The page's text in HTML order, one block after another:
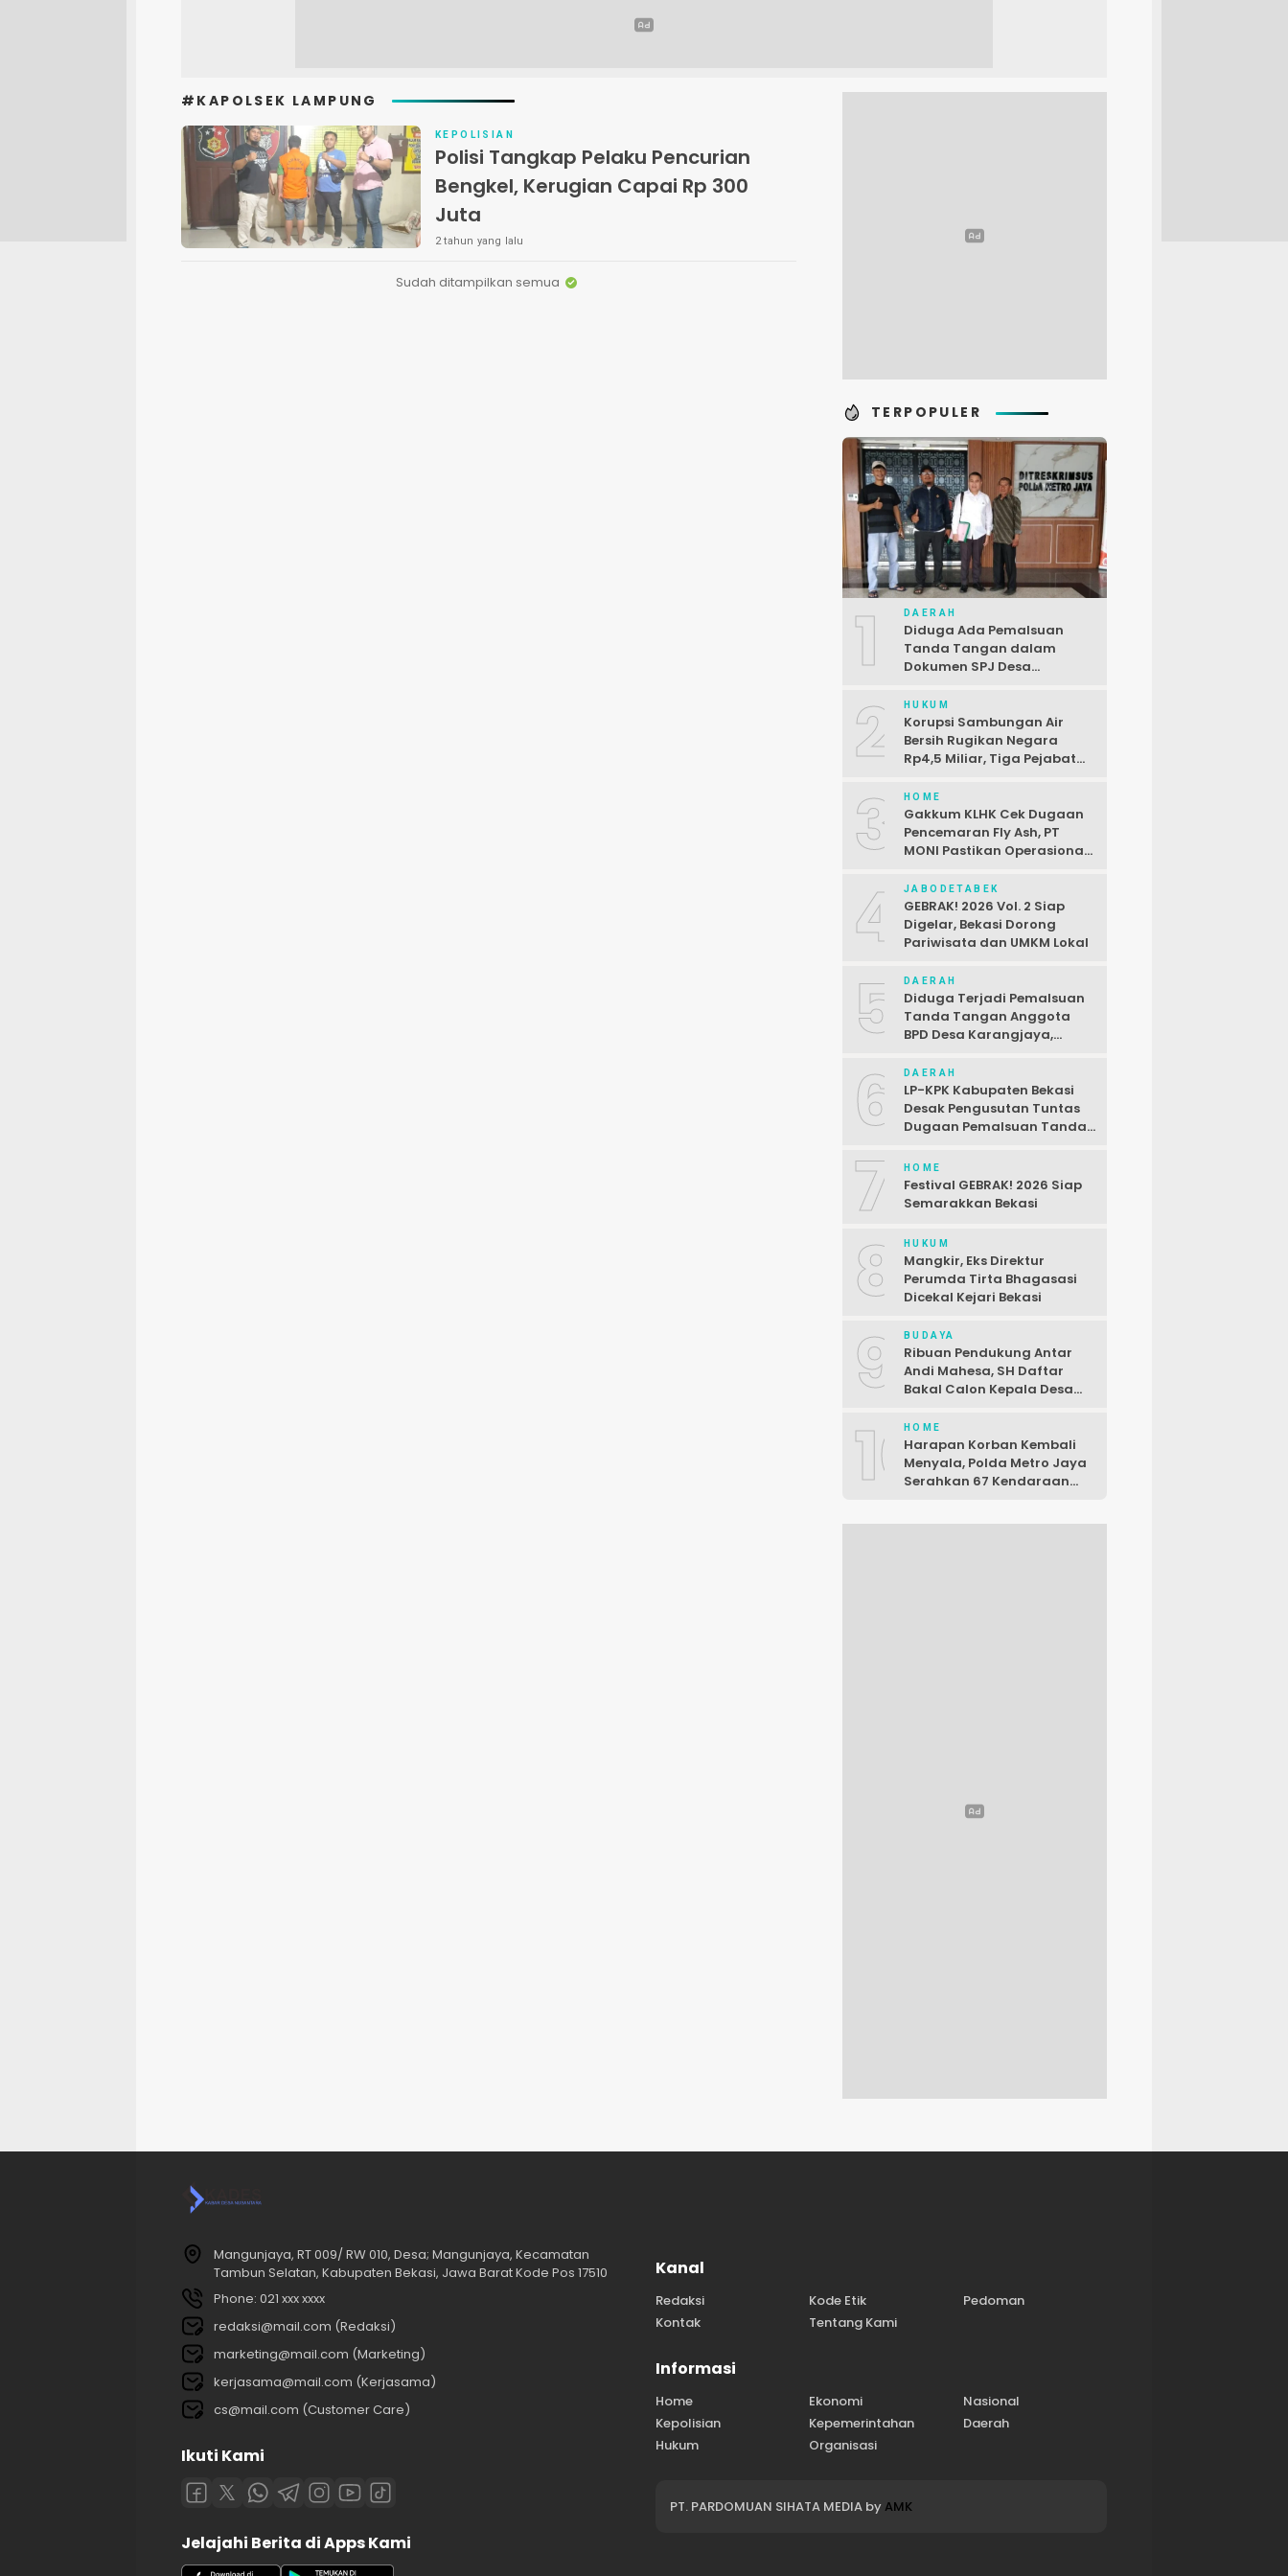
#KAPOLSEK LAMPUNG
KEPOLISIAN
Polisi Tangkap Pelaku Pencurian
Bengkel, Kerugian Capai Rp 300
Juta
2 tahun yang lalu
Sudah ditampilkan semua
TERPOPULER
1 DAERAH
Diduga Ada Pemalsuan
Tanda Tangan dalam
Dokumen SPJ Desa
Dilaporkan ke Polda Metro
Jaya
2 HUKUM
Korupsi Sambungan Air
Bersih Rugikan Negara
Rp4,5 Miliar, Tiga Pejabat
3 HOME
Gakkum KLHK Cek Dugaan
Pencemaran Fly Ash, PT
MONI Pastikan Operasional
4 JABODETABEK
GEBRAK! 2026 Vol. 2 Siap
Digelar, Bekasi Dorong
Pariwisata dan UMKM Lokal
5 DAERAH
Diduga Terjadi Pemalsuan
Tanda Tangan Anggota
BPD Desa Karangjaya,
6 DAERAH
LP-KPK Kabupaten Bekasi
Desak Pengusutan Tuntas
Dugaan Pemalsuan Tanda
Karangjaya
7 HOME
Festival GEBRAK! 2026 Siap
Semarakkan Bekasi
8 HUKUM
Mangkir, Eks Direktur
Perumda Tirta Bhagasasi
Dicekal Kejari Bekasi
9 BUDAYA
Ribuan Pendukung Antar
Andi Mahesa, SH Daftar
Bakal Calon Kepala Desa
Bayar
10HOME
Harapan Korban Kembali
Menyala, Polda Metro Jaya
Serahkan 67 Kendaraan
Mangunjaya, RT 009/ RW 010, Desa; Mangunjaya, Kecamatan
Tambun Selatan, Kabupaten Bekasi, Jawa Barat Kode Pos 17510
Phone: 021 xxx xxxx
redaksi@mail.com (Redaksi)
marketing@mail.com (Marketing)
kerjasama@mail.com (Kerjasama)
cs@mail.com (Customer Care)
Ikuti Kami
Jelajahi Berita di Apps Kami
Kanal
Redaksi Kode Etik
Pedoman
Kontak
Tentang Kami
Informasi
Home Ekonomi
Nasional
Kepolisian
Kepemerintahan
Daerah
Hukum
Organisasi
PT. PARDOMUAN SIHATA MEDIA by AMK